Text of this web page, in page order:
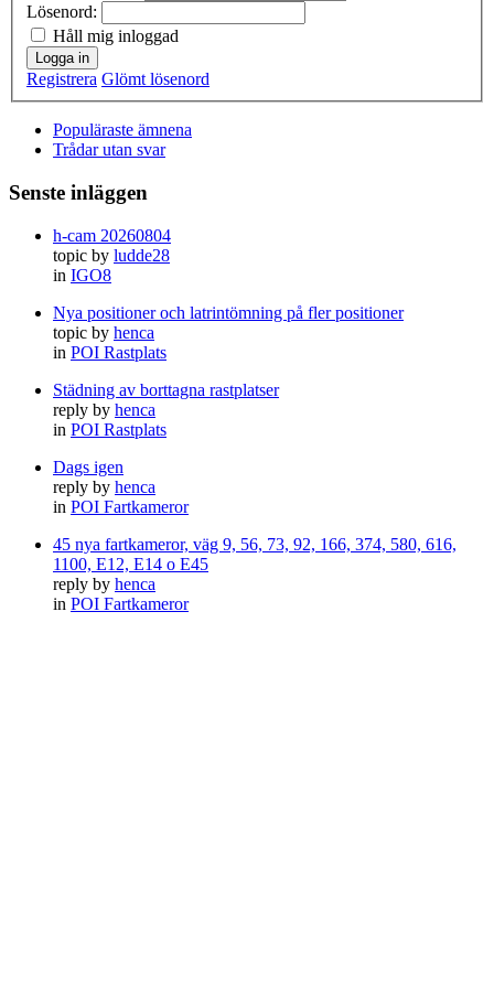
Lösenord:
Håll mig inloggad
Logga in
Registrera Glömt lösenord
Populäraste ämnena
Trådar utan svar
Senste inläggen
h-cam 20260804
topic by ludde28
in IGO8
Nya positioner och latrintömning på fler positioner
topic by henca
in POI Rastplats
Städning av borttagna rastplatser
reply by henca
in POI Rastplats
Dags igen
reply by henca
in POI Fartkameror
45 nya fartkameror, väg 9, 56, 73, 92, 166, 374, 580, 616,
1100, E12, E14 o E45
reply by henca
in POI Fartkameror